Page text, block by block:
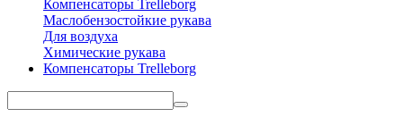
Компенсаторы Trelleborg
Маслобензостойкие рукава
Для воздуха
Химические рукава
Компенсаторы Trelleborg